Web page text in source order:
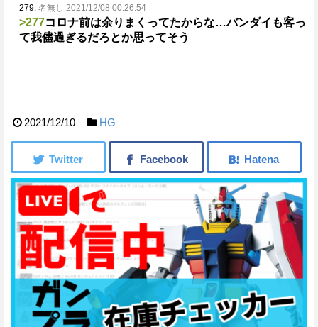
279: 名無し 2021/12/08 00:26:54
>277コロナ前は余りまくってたからな…バンダイも客っ
て我儘過ぎるだろとか思ってそう
2021/12/10 HG